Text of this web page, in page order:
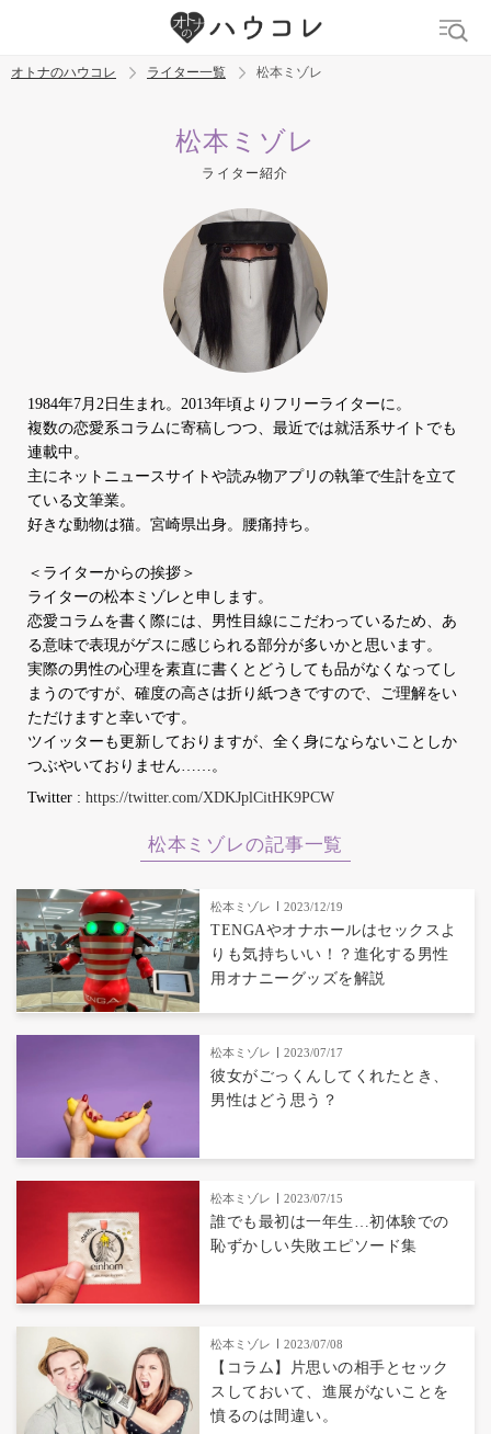
吸うやつ 中折れ
オトナのハウコレ ライター一覧 松本ミゾレ
松本ミゾレ
ライター紹介
1984年7月2日生まれ。2013年頃よりフリーライターに。
複数の恋愛系コラムに寄稿しつつ、最近では就活系サイトでも
連載中。
主にネットニュースサイトや読み物アプリの執筆で生計を立て
ている文筆業。
好きな動物は猫。宮崎県出身。腰痛持ち。
＜ライターからの挨拶＞
ライターの松本ミゾレと申します。
恋愛コラムを書く際には、男性目線にこだわっているため、あ
る意味で表現がゲスに感じられる部分が多いかと思います。
実際の男性の心理を素直に書くとどうしても品がなくなってし
まうのですが、確度の高さは折り紙つきですので、ご理解をい
ただけますと幸いです。
ツイッターも更新しておりますが、全く身にならないことしか
つぶやいておりません……。
Twitter : https://twitter.com/XDKJplCitHK9PCW
松本ミゾレの記事一覧
松本ミゾレ 2023/12/19
TENGAやオナホールはセックスよ
りも気持ちいい！？進化する男性
用オナニーグッズを解説
松本ミゾレ 2023/07/17
彼女がごっくんしてくれたとき、
男性はどう思う？
松本ミゾレ 2023/07/15
誰でも最初は一年生…初体験での
恥ずかしい失敗エピソード集
松本ミゾレ 2023/07/08
【コラム】片思いの相手とセック
スしておいて、進展がないことを
憤るのは間違い。